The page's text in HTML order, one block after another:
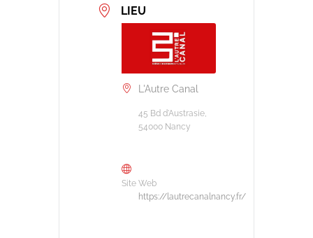
LIEU
L'Autre Canal
45 Bd d'Austrasie,
54000 Nancy
Site Web
https://lautrecanalnancy.fr/